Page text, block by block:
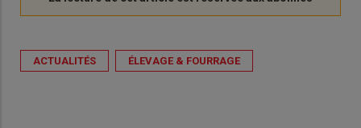
ACTUALITÉS ÉLEVAGE & FOURRAGE